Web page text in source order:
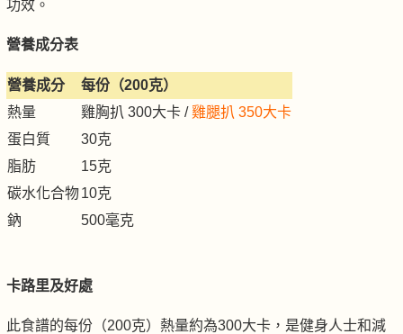
功效。
營養成分表
營養成分
每份（200克）
熱量
雞胸扒 300大卡 /雞腿扒 350大卡
蛋白質
30克
脂肪
15克
碳水化合物10克
鈉
500毫克
卡路里及好處
此食譜的每份（200克）熱量約為300大卡，是健身人士和減